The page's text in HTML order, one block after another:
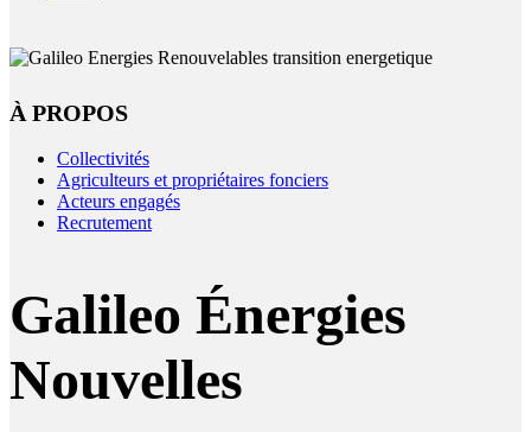
À PROPOS
Collectivités
Agriculteurs et propriétaires fonciers
Acteurs engagés
Recrutement
Galileo Énergies
Nouvelles